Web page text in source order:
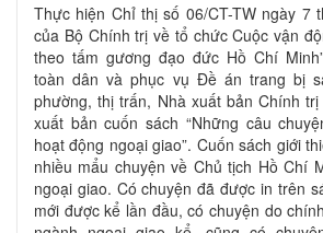
Thực hiện Chỉ thị số 06/CT-TW ngày 7
của Bộ Chính trị về tổ chức Cuộc vận
theo tấm gương đạo đức Hồ Chí
toàn dân và phục vụ Đề án trang bị
phường, thị trấn, Nhà xuất bản Chính
xuất bản cuốn sách “Những câu
hoạt động ngoại giao”. Cuốn sách giới
nhiều mẩu chuyện về Chủ tịch Hồ Chí
ngoại giao. Có chuyện đã được in trên
mới được kể lần đầu, có chuyện do